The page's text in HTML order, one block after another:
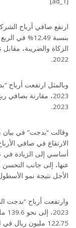
ارتفع صافي أرباح
2022.
2023.
وقالت “بدجت” في بيان
الارتفاع في صافي
أساسي إلى الزيادة في
عنها، إلى جانب التحسن
الأجل نتيجة نمو
122.75 مليون ريال في النصف الأول من 2022.